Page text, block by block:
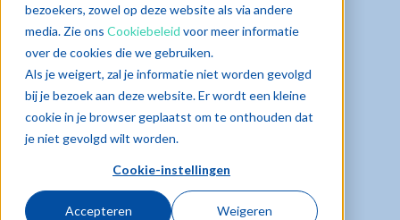
bezoekers, zowel op deze website als via andere
media. Zie ons Cookiebeleid voor meer informatie
over de cookies die we gebruiken.
Als je weigert, zal je informatie niet worden gevolgd
bij je bezoek aan deze website. Er wordt een kleine
cookie in je browser geplaatst om te onthouden dat
je niet gevolgd wilt worden.
Cookie-instellingen
Accepteren Weigeren